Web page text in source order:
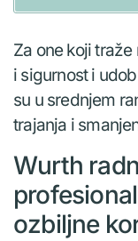
Za one koji
i sigurnost i
su u srednjem
trajanja i
Wurth
ozbiljne